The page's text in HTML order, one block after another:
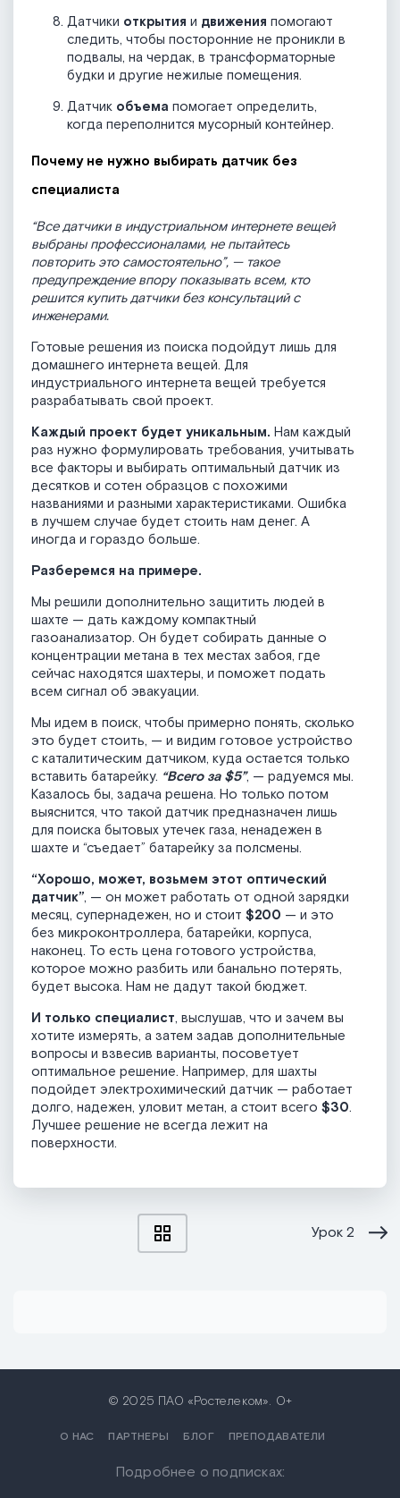
Датчики открытия и движения помогают
следить, чтобы посторонние не проникли в
подвалы, на чердак, в трансформаторные
будки и другие нежилые помещения.
Датчик объема помогает определить,
когда переполнится мусорный контейнер.
Почему не нужно выбирать датчик без
специалиста
“Все датчики в индустриальном интернете вещей
выбраны профессионалами, не пытайтесь
повторить это самостоятельно”, — такое
предупреждение впору показывать всем, кто
решится купить датчики без консультаций с
инженерами.
Готовые решения из поиска подойдут лишь для
домашнего интернета вещей. Для
индустриального интернета вещей требуется
разрабатывать свой проект.
Каждый проект будет уникальным. Нам каждый
раз нужно формулировать требования, учитывать
все факторы и выбирать оптимальный датчик из
десятков и сотен образцов с похожими
названиями и разными характеристиками. Ошибка
в лучшем случае будет стоить нам денег. А
иногда и гораздо больше.
Разберемся на примере.
Мы решили дополнительно защитить людей в
шахте — дать каждому компактный
газоанализатор. Он будет собирать данные о
концентрации метана в тех местах забоя, где
сейчас находятся шахтеры, и поможет подать
всем сигнал об эвакуации.
Мы идем в поиск, чтобы примерно понять, сколько
это будет стоить, — и видим готовое устройство
с каталитическим датчиком, куда остается только
вставить батарейку. “Всего за $5”, — радуемся мы.
Казалось бы, задача решена. Но только потом
выяснится, что такой датчик предназначен лишь
для поиска бытовых утечек газа, ненадежен в
шахте и “съедает” батарейку за полсмены.
“Хорошо, может, возьмем этот оптический
датчик”, — он может работать от одной зарядки
месяц, супернадежен, но и стоит $200 — и это
без микроконтроллера, батарейки, корпуса,
наконец. То есть цена готового устройства,
которое можно разбить или банально потерять,
будет высока. Нам не дадут такой бюджет.
И только специалист, выслушав, что и зачем вы
хотите измерять, а затем задав дополнительные
вопросы и взвесив варианты, посоветует
оптимальное решение. Например, для шахты
подойдет электрохимический датчик — работает
долго, надежен, уловит метан, а стоит всего $30.
Лучшее решение не всегда лежит на
поверхности.
Урок2
© 2025 ПАО «Ростелеком». 0+
О НАС ПАРТНЕРЫ БЛОГ ПРЕПОДАВАТЕЛИ
Подробнее о подписках: